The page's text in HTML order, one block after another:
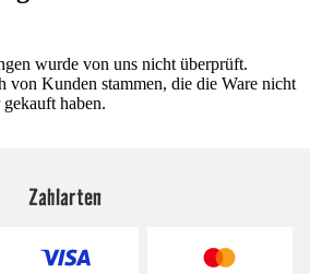
wurde von uns nicht überprüft.
von Kunden stammen, die die Ware nicht
haben.
Zahlarten